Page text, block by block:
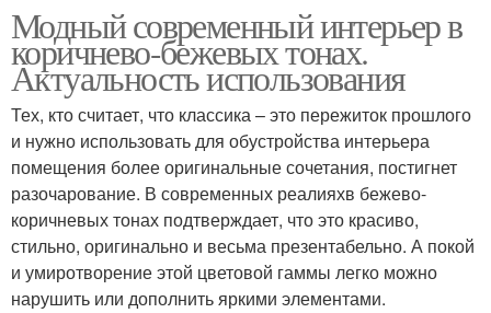
Модный современный интерьер в
коричнево-бежевых тонах.
Актуальность использования
Тех, кто считает, что классика – это пережиток прошлого
и нужно использовать для обустройства интерьера
помещения более оригинальные сочетания, постигнет
разочарование. В современных реалияхв бежево-
коричневых тонах подтверждает, что это красиво,
стильно, оригинально и весьма презентабельно. А покой
и умиротворение этой цветовой гаммы легко можно
нарушить или дополнить яркими элементами.